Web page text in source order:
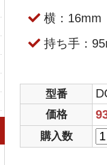
横：16mm
持ち手：
型番
価格
購入数